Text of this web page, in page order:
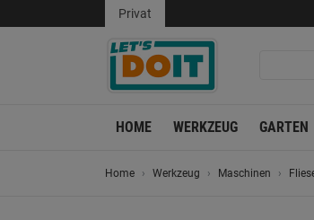
Privat
HOME WERKZEUG GARTEN
Home Werkzeug Maschinen